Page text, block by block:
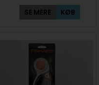
SE MERE KØB